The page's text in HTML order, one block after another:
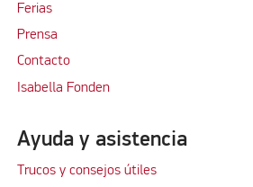
Ferias
Prensa
Contacto
Isabella Fonden
Ayuda y asistencia
Trucos y consejos útiles